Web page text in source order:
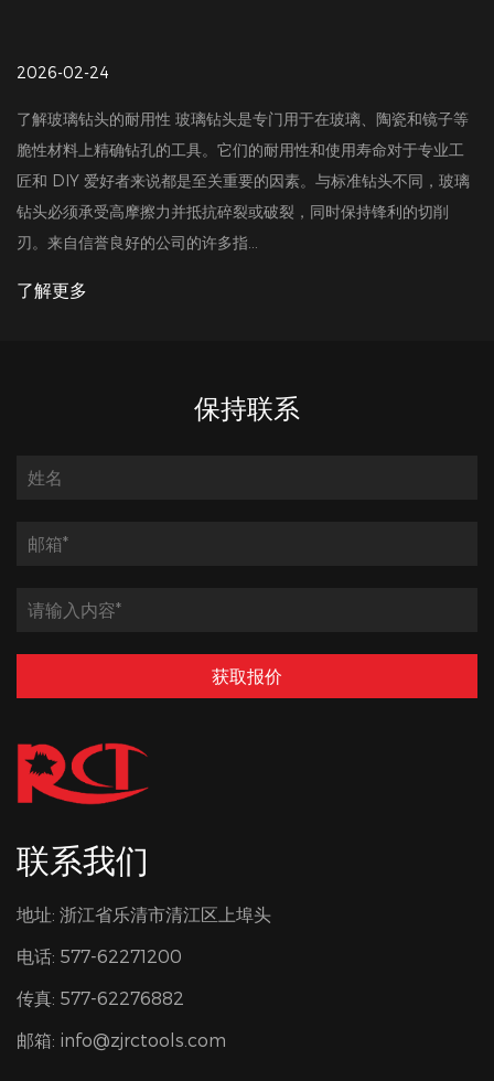
24
钻头的耐用性 玻璃钻头是专门用于在玻璃、陶瓷和镜子等
上精确钻孔的工具。它们的耐用性和使用寿命对于专业工
爱好者来说都是至关重要的因素。与标准钻头不同，玻璃
承受高摩擦力并抵抗碎裂或破裂，同时保持锋利的切削
信誉良好的公司的许多指...
多
了解
钻孔，
性。精
用制造
保持联系
获取报价
联系我们
地址: 浙江省乐清市清江区上埠头
电话: 577-62271200
传真: 577-62276882
邮箱: info@zjrctools.com